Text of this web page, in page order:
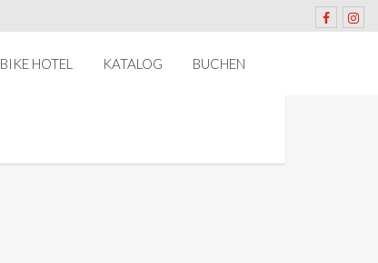
BIKE HOTEL KATALOG BUCHEN